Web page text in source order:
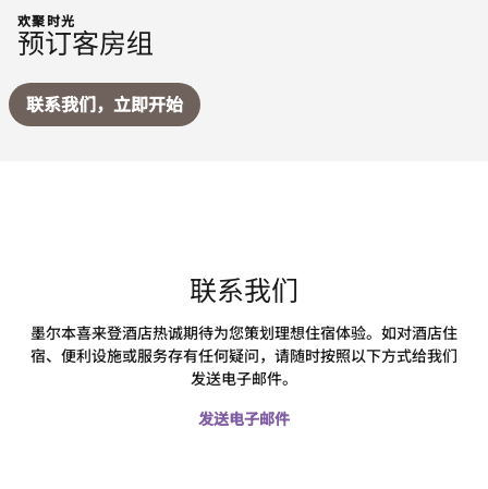
欢聚时光
预订客房组
联系我们，立即开始
联系我们
墨尔本喜来登酒店热诚期待为您策划理想住宿体验。如对酒店住
宿、便利设施或服务存有任何疑问，请随时按照以下方式给我们
发送电子邮件。
发送电子邮件